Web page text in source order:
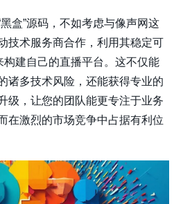
盒”源码，不如考虑与像声网这
技术服务商合作，利用其稳定可
建自己的直播平台。这不仅能
诸多技术风险，还能获得专业的
级，让您的团队能更专注于业务
在激烈的市场竞争中占据有利位